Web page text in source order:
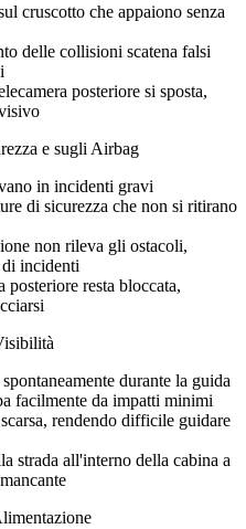
cruscotto che appaiono senza
delle collisioni scatena falsi
posteriore si sposta,
e sugli Airbag
in incidenti gravi
di sicurezza che non si ritirano
non rileva gli ostacoli,
incidenti
posteriore resta bloccata,
durante la guida
facilmente da impatti minimi
rendendo difficile guidare
strada all'interno della cabina a